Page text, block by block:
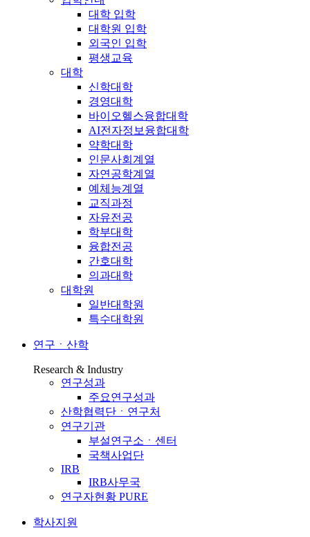
대학 입학
대학원 입학
외국인 입학
평생교육
대학
신학대학
경영대학
바이오헬스융합대학
AI전자정보융합대학
약학대학
인문사회계열
자연공학계열
예체능계열
교직과정
자유전공
학부대학
융합전공
간호대학
의과대학
대학원
일반대학원
특수대학원
연구ㆍ산학
Research & Industry
연구성과
주요연구성과
산학협력단ㆍ연구처
연구기관
부설연구소ㆍ센터
국책사업단
IRB
IRB사무국
연구자현황 PURE
학사지원